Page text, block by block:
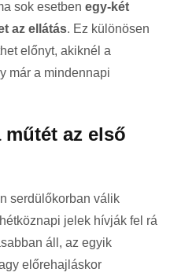
sok esetben egy-két
az ellátás. Ez különösen
előnyt, akiknél a
már a mindennapi
műtét az első
serdülőkorban válik
jelek hívják fel rá
áll, az egyik
előrehajláskor